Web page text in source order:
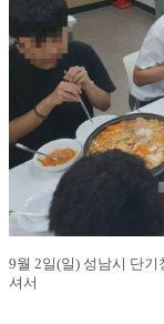
9월 2일(일) 성남시 단
셔서